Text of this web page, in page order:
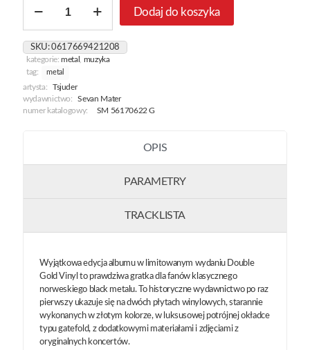
Norwegian
Oslo
Vs
Sandnes
[Gold]
Dodaj do koszyka
SKU:0617669421208
kategorie:metal
muzyka
tag:
metal
artysta:
Tsjuder
wydawnictwo:
Sevan Mater
numer katalogowy:
SM 56170622 G
OPIS
PARAMETRY
TRACKLISTA
Wyjątkowa edycja albumu w limitowanym wydaniu Double
Gold Vinyl to prawdziwa gratka dla fanów klasycznego
norweskiego black metalu. To historyczne wydawnictwo po raz
pierwszy ukazuje się na dwóch płytach winylowych, starannie
wykonanych w złotym kolorze, w luksusowej potrójnej okładce
typu gatefold, z dodatkowymi materiałami i zdjęciami z
oryginalnych koncertów.